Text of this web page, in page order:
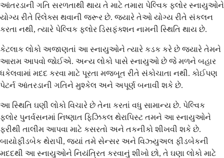
આંતરડાની ગતિ સરળતાથી થાય તે માટે તમારા પેલ્વિક ફ્લોર સ્નાયુઓને
યોગ્ય રીતે રિલેક્સ થવાની જરૂર છે. જ્યારે તેઓ યોગ્ય રીતે સંકલન
કરતા નથી, ત્યારે પેલ્વિક ફ્લોર ડિસફંક્શન નામની સ્થિતિ થાય છે.
કેટલાક લોકો અજાણતાં આ સ્નાયુઓને ત્યારે કડક કરે છે જ્યારે તેમને
આરામ આપવો જોઈએ. અન્ય લોકો પાસે સ્નાયુઓ છે જે મળને બહાર
ધકેલવામાં મદદ કરવા માટે પૂરતા મજબૂત રીતે સંકોચાતા નથી. કોઈપણ
પેટર્ન આંતરડાની ગતિને મુશ્કેલ અને અપૂર્ણ બનાવી શકે છે.
આ સ્થિતિ ઘણી લોકો વિચારે છે તેના કરતાં વધુ સામાન્ય છે. પેલ્વિક
ફ્લોર પુનર્વસનમાં નિષ્ણાત ફિઝિકલ થેરાપિસ્ટ તમને આ સ્નાયુઓને
ફરીથી તાલીમ આપવા માટે કસરતો અને તકનીકો શીખવી શકે છે.
બાયોફીડબેક થેરાપી, જ્યાં તમે સેન્સર અને વિઝ્યુઅલ ફીડબેકની
મદદથી આ સ્નાયુઓને નિયંત્રિત કરવાનું શીખો છો, તે ઘણા લોકો માટે